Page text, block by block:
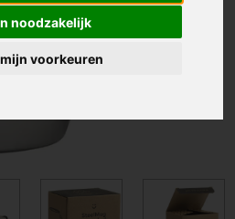
noodzakelijk
voorkeuren